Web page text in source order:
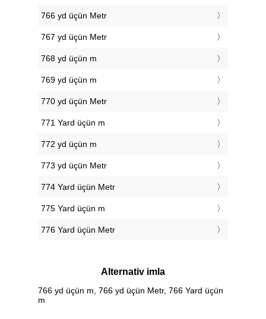
766 yd üçün Metr
767 yd üçün Metr
768 yd üçün m
769 yd üçün m
770 yd üçün Metr
771 Yard üçün m
772 yd üçün m
773 yd üçün Metr
774 Yard üçün Metr
775 Yard üçün m
776 Yard üçün Metr
Alternativ imla
766 yd üçün m, 766 yd üçün Metr, 766 Yard üçün
m